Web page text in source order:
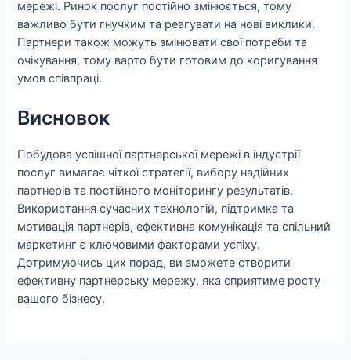
мережі. Ринок послуг постійно змінюється, тому
важливо бути гнучким та реагувати на нові виклики.
Партнери також можуть змінювати свої потреби та
очікування, тому варто бути готовим до коригування
умов співпраці.
Висновок
Побудова успішної партнерської мережі в індустрії
послуг вимагає чіткої стратегії, вибору надійних
партнерів та постійного моніторингу результатів.
Використання сучасних технологій, підтримка та
мотивація партнерів, ефективна комунікація та спільний
маркетинг є ключовими факторами успіху.
Дотримуючись цих порад, ви зможете створити
ефективну партнерську мережу, яка сприятиме росту
вашого бізнесу.